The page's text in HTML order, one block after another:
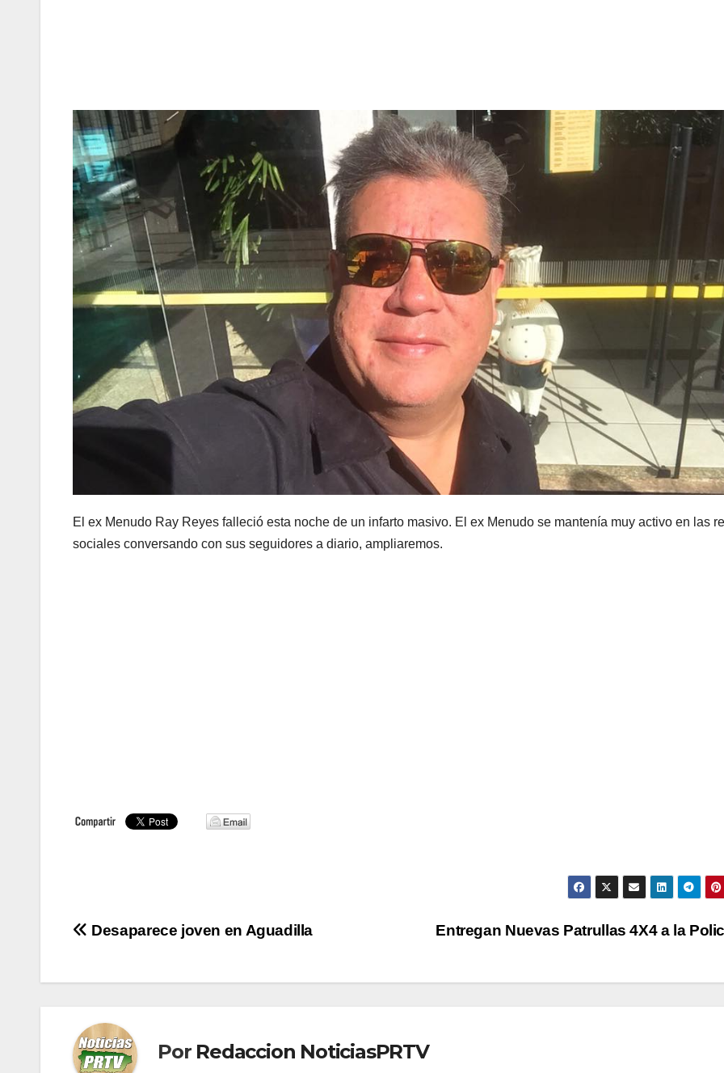
El ex Menudo Ray Reyes falleció esta noche de un infarto masivo. El ex Menudo se mantenía muy activo en las
sociales conversando con sus seguidores a diario, ampliaremos.
Navegación
Entregan Nuevas Patrullas 4X4 a la
Desaparece joven en Aguadilla
Por Redaccion NoticiasPRTV